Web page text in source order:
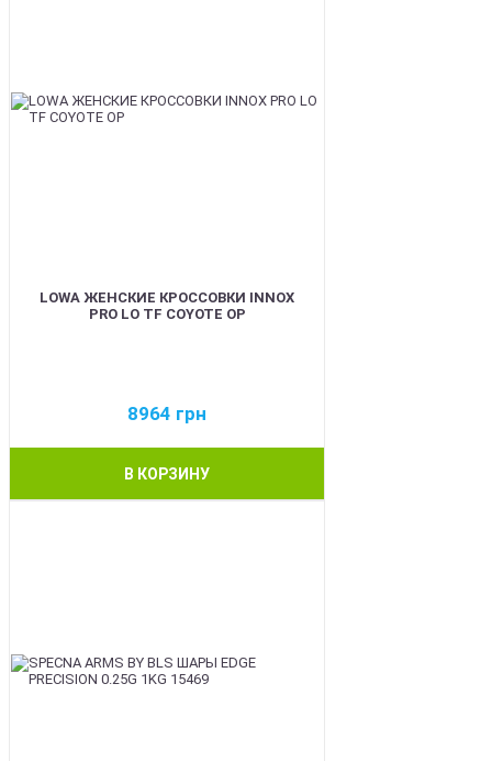
LOWA ЖЕНСКИЕ КРОССОВКИ INNOX
PRO LO TF COYOTE OP
8964 грн
В КОРЗИНУ